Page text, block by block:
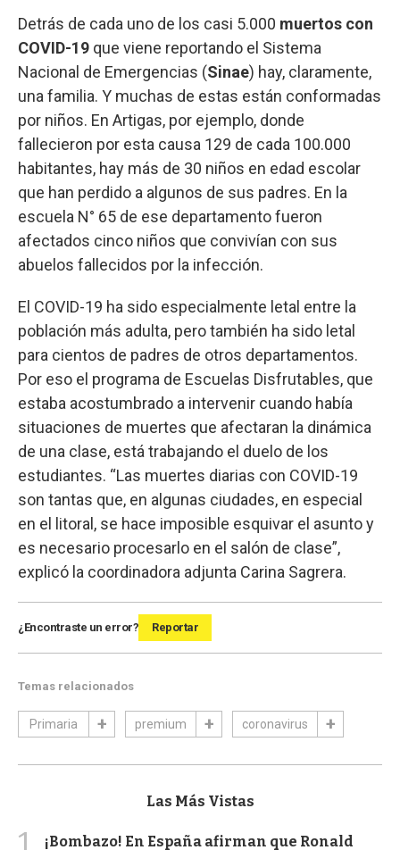
Detrás de cada uno de los casi 5.000 muertos con
COVID-19 que viene reportando el Sistema
Nacional de Emergencias (Sinae) hay, claramente,
una familia. Y muchas de estas están conformadas
por niños. En Artigas, por ejemplo, donde
fallecieron por esta causa 129 de cada 100.000
habitantes, hay más de 30 niños en edad escolar
que han perdido a algunos de sus padres. En la
escuela N° 65 de ese departamento fueron
afectados cinco niños que convivían con sus
abuelos fallecidos por la infección.
El COVID-19 ha sido especialmente letal entre la
población más adulta, pero también ha sido letal
para cientos de padres de otros departamentos.
Por eso el programa de Escuelas Disfrutables, que
estaba acostumbrado a intervenir cuando había
situaciones de muertes que afectaran la dinámica
de una clase, está trabajando el duelo de los
estudiantes. “Las muertes diarias con COVID-19
son tantas que, en algunas ciudades, en especial
en el litoral, se hace imposible esquivar el asunto y
es necesario procesarlo en el salón de clase”,
explicó la coordinadora adjunta Carina Sagrera.
¿Encontraste un error? Reportar
Temas relacionados
Primaria premium coronavirus
Las Más Vistas
¡Bombazo! En España afirman que Ronald